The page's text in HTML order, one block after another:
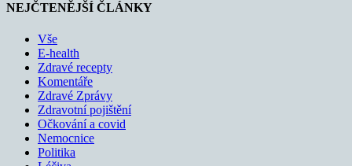
NEJČTENĚJŠÍ ČLÁNKY
Vše
E-health
Zdravé recepty
Komentáře
Zdravé Zprávy
Zdravotní pojištění
Očkování a covid
Nemocnice
Politika